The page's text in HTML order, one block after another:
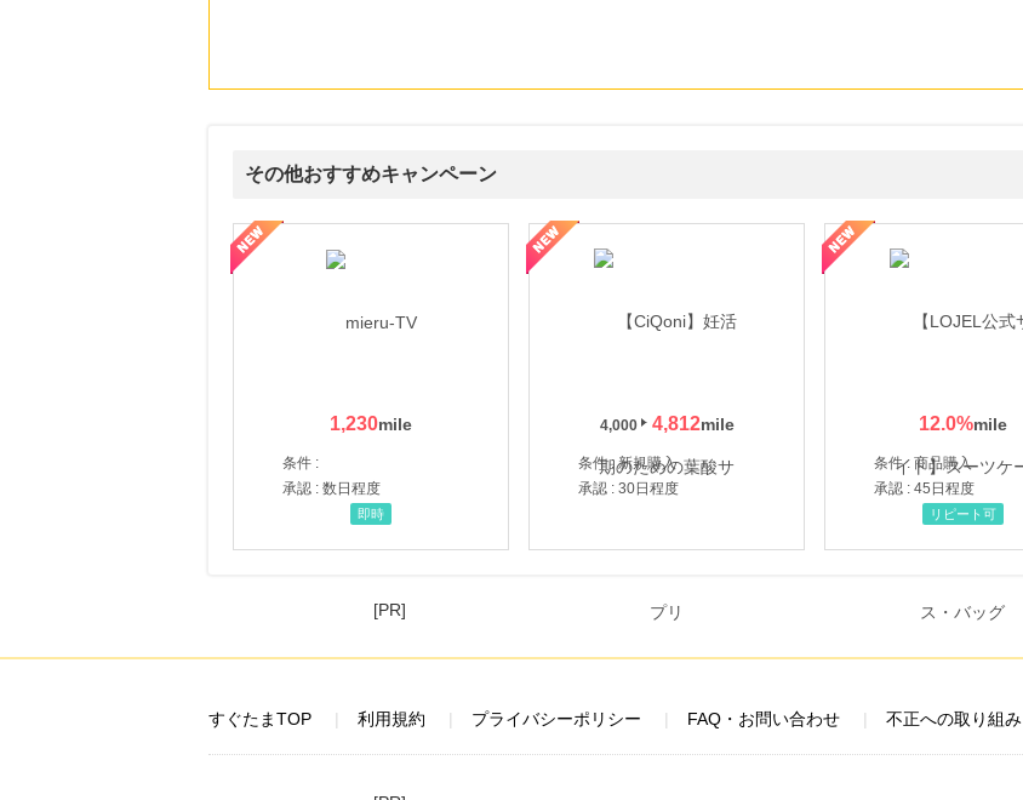
その他おすすめキャンペーン
1,230
条件 :
承認 : 数日程度
即時
4,000 4,812
条件 : 新規購入
承認 : 30日程度
12.0%
条件 : 商品購入
承認 : 45日程度
【LOJEL公式サイト】スーツケース・バッグ
リピート可
【ロデオドライブ】創業70年の信頼と高価買取を実現！ブランド品・貴金属の無料査定
[PR]
すぐたまTOP 利用規約 プライバシーポリシー FAQ・お問い合わせ 不正への取り組み